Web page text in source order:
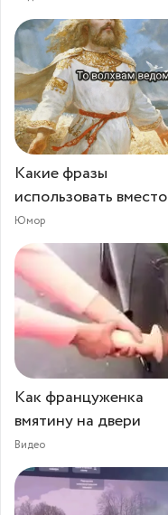
Какие фразы
использовать вместо
Юмор
Как француженка
вмятину на двери
Видео